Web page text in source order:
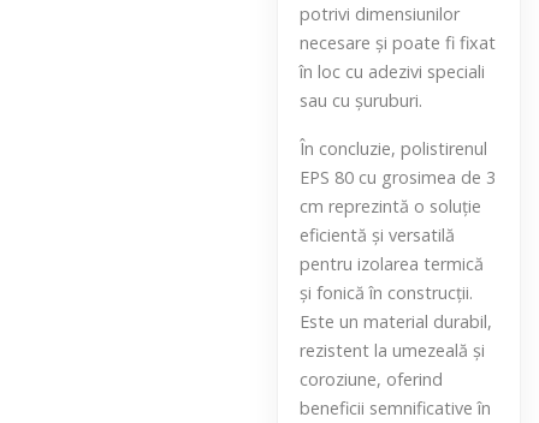
potrivi dimensiunilor
necesare și poate fi fixat
în loc cu adezivi speciali
sau cu șuruburi.
În concluzie, polistirenul
EPS 80 cu grosimea de 3
cm reprezintă o soluție
eficientă și versatilă
pentru izolarea termică
și fonică în construcții.
Este un material durabil,
rezistent la umezeală și
coroziune, oferind
beneficii semnificative în